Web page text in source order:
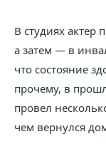
В студиях актер
а затем — в
что состояние
прочему, в
провел
чем вернулся